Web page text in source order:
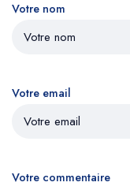
Votre nom
Votre email
Votre commentaire